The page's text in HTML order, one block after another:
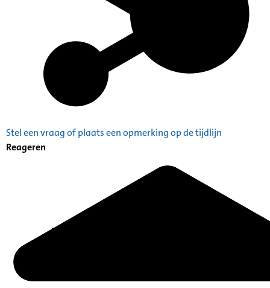
Stel een vraag of plaats een opmerking op de tijdlijn
Reageren